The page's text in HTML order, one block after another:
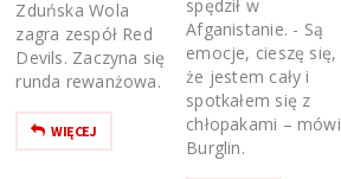
Zduńska Wola
zagra zespół Red
Devils. Zaczyna się
runda rewanżowa.
WIĘCEJ
spędził w
Afganistanie. - Są
emocje, cieszę się,
że jestem cały i
spotkałem się z
chłopakami – mówi
Burglin.